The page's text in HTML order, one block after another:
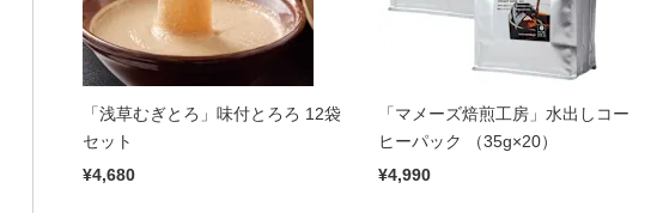
「浅草むぎとろ」味付とろろ 12袋
セット
¥4,680
「マメーズ焙煎工房」水出しコー
ヒーパック （35g×20）
¥4,990